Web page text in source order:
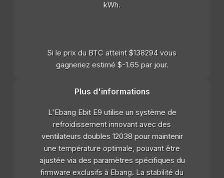
kWh.
Si le prix du BTC atteint $138294 vous
gagneriez estimé $-1.65 par jour.
Plus d'informations
L'Ebang Ebit E9 utilise un système de
refroidissement innovant avec des
ventilateurs doubles 12038 pour maintenir
une température optimale, pouvant être
ajustée via des paramètres spécifiques du
firmware exclusifs à Ebang. La stabilité du